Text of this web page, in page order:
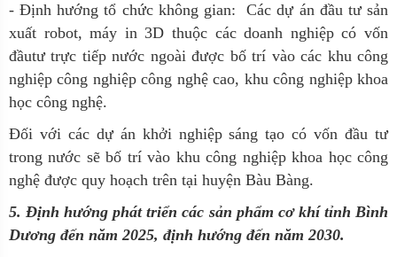
- Định hướng tổ chức không gian: Các dự án đầu tư sản
xuất robot, máy in 3D thuộc các doanh nghiệp có vốn
đầutư trực tiếp nước ngoài được bố trí vào các khu công
nghiệp công nghiệp công nghệ cao, khu công nghiệp khoa
học công nghệ.
Đối với các dự án khởi nghiệp sáng tạo có vốn đầu tư
trong nước sẽ bố trí vào khu công nghiệp khoa học công
nghệ được quy hoạch trên tại huyện Bàu Bàng.
5. Định hướng phát triển các sản phẩm cơ khí tỉnh Bình
Dương đến năm 2025, định hướng đến năm 2030.